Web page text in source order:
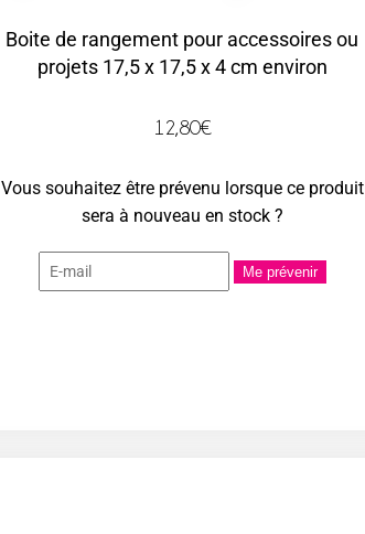
Boite de rangement pour accessoires ou
projets 17,5 x 17,5 x 4 cm environ
12,80€
Vous souhaitez être prévenu lorsque ce produit
sera à nouveau en stock ?
Me prévenir